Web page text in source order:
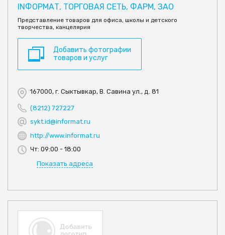
INФОРМАТ, ТОРГОВАЯ СЕТЬ, ФАРМ, ЗАО
Представление товаров для офиса, школы и детского
творчества, канцелярия
Добавить фотографии
товаров и услуг
167000, г. Сыктывкар, В. Савина ул., д. 81
(8212) 727227
sykt.id@informat.ru
http://www.informat.ru
Чт: 09:00 - 18:00
Показать адреса